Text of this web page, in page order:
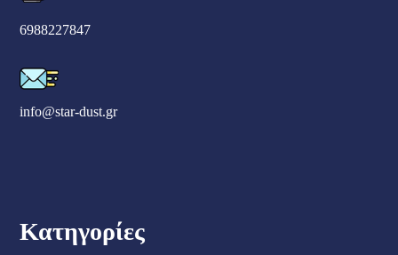
6988227847
info@star-dust.gr
Κατηγορίες